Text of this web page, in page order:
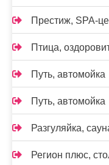
Престиж, SPA-
Птица,
Путь, автомойка
Путь, автомойка
Разгуляйка,
Регион плюс,